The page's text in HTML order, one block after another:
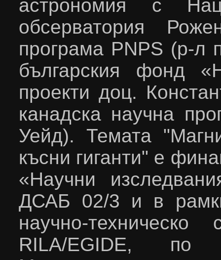
астрономия с
обсерватория
програма PNPS (р-л
българския фонд
проекти доц.
канадска научна
Уейд). Темата
късни гиганти" е
«Научни
ДСАБ 02/3 и в
научно-техническо
RILA/EGIDE, по